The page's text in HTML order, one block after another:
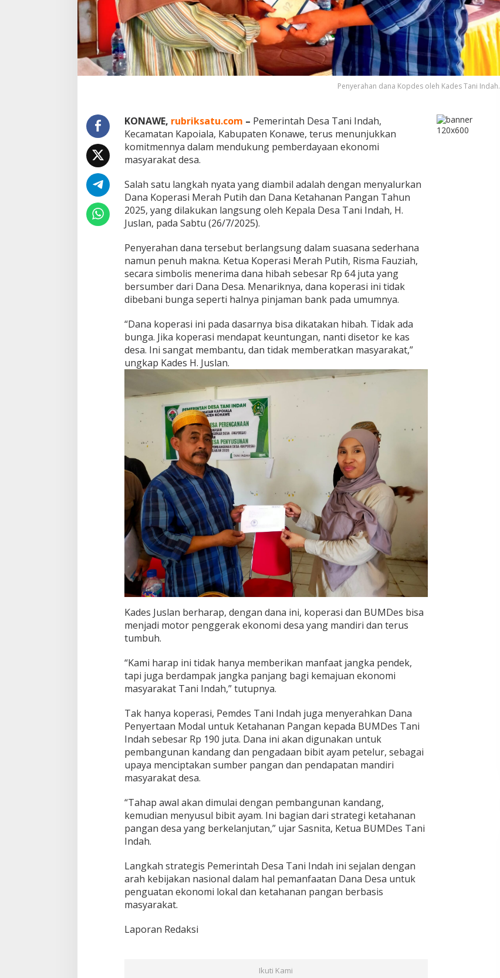
a
n
K
e
t
a
h
a
P
a
n
g
a
T
a
n
p
a
u
n
g
a
Penyerahan dana Kopdes oleh Kades Tani Indah.
KONAWE, rubriksatu.com – Pemerintah Desa Tani Indah,
Kecamatan Kapoiala, Kabupaten Konawe, terus menunjukkan
komitmennya dalam mendukung pemberdayaan ekonomi
masyarakat desa.
Salah satu langkah nyata yang diambil adalah dengan menyalurkan
Dana Koperasi Merah Putih dan Dana Ketahanan Pangan Tahun
2025, yang dilakukan langsung oleh Kepala Desa Tani Indah, H.
Juslan, pada Sabtu (26/7/2025).
Penyerahan dana tersebut berlangsung dalam suasana sederhana
namun penuh makna. Ketua Koperasi Merah Putih, Risma Fauziah,
secara simbolis menerima dana hibah sebesar Rp 64 juta yang
bersumber dari Dana Desa. Menariknya, dana koperasi ini tidak
dibebani bunga seperti halnya pinjaman bank pada umumnya.
“Dana koperasi ini pada dasarnya bisa dikatakan hibah. Tidak ada
bunga. Jika koperasi mendapat keuntungan, nanti disetor ke kas
desa. Ini sangat membantu, dan tidak memberatkan masyarakat,”
ungkap Kades H. Juslan.
Kades Juslan berharap, dengan dana ini, koperasi dan BUMDes bisa
menjadi motor penggerak ekonomi desa yang mandiri dan terus
tumbuh.
“Kami harap ini tidak hanya memberikan manfaat jangka pendek,
tapi juga berdampak jangka panjang bagi kemajuan ekonomi
masyarakat Tani Indah,” tutupnya.
Tak hanya koperasi, Pemdes Tani Indah juga menyerahkan Dana
Penyertaan Modal untuk Ketahanan Pangan kepada BUMDes Tani
Indah sebesar Rp 190 juta. Dana ini akan digunakan untuk
pembangunan kandang dan pengadaan bibit ayam petelur, sebagai
upaya menciptakan sumber pangan dan pendapatan mandiri
masyarakat desa.
“Tahap awal akan dimulai dengan pembangunan kandang,
kemudian menyusul bibit ayam. Ini bagian dari strategi ketahanan
pangan desa yang berkelanjutan,” ujar Sasnita, Ketua BUMDes Tani
Indah.
Langkah strategis Pemerintah Desa Tani Indah ini sejalan dengan
arah kebijakan nasional dalam hal pemanfaatan Dana Desa untuk
penguatan ekonomi lokal dan ketahanan pangan berbasis
masyarakat.
Laporan Redaksi
Ikuti Kami